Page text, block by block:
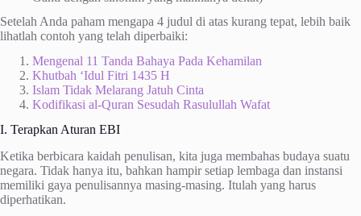
Setelah Anda paham mengapa 4 judul di atas kurang tepat, lebih baik
lihatlah contoh yang telah diperbaiki:
Mengenal 11 Tanda Bahaya Pada Kehamilan
Khutbah ‘Idul Fitri 1435 H
Islam Tidak Melarang Jatuh Cinta
Kodifikasi al-Quran Sesudah Rasulullah Wafat
I. Terapkan Aturan EBI
Ketika berbicara kaidah penulisan, kita juga membahas budaya suatu
negara. Tidak hanya itu, bahkan hampir setiap lembaga dan instansi
memiliki gaya penulisannya masing-masing. Itulah yang harus
diperhatikan.